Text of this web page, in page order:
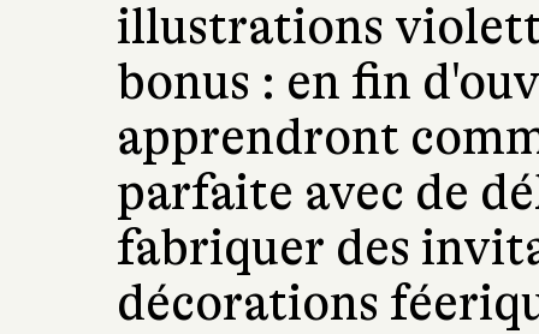
illustrations
bonus : en fin
apprendront
parfaite avec de
fabriquer des
décorations